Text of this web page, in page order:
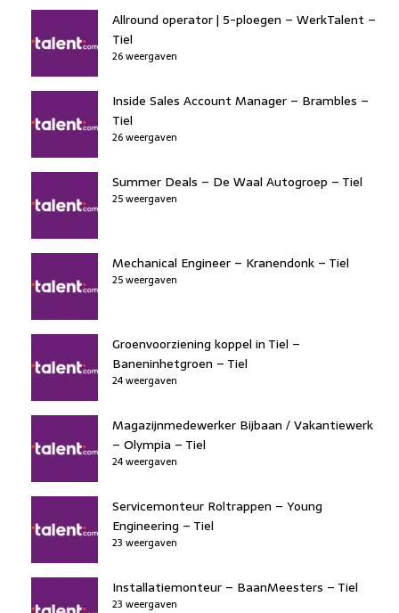
Allround operator | 5-ploegen – WerkTalent –
Tiel
26 weergaven
Inside Sales Account Manager – Brambles –
Tiel
26 weergaven
Summer Deals – De Waal Autogroep – Tiel
25 weergaven
Mechanical Engineer – Kranendonk – Tiel
25 weergaven
Groenvoorziening koppel in Tiel –
Baneninhetgroen – Tiel
24 weergaven
Magazijnmedewerker Bijbaan / Vakantiewerk
– Olympia – Tiel
24 weergaven
Servicemonteur Roltrappen – Young
Engineering – Tiel
23 weergaven
Installatiemonteur – BaanMeesters – Tiel
23 weergaven